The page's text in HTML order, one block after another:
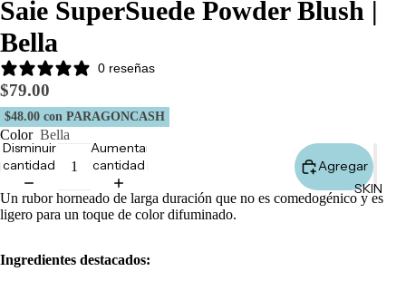
CADO
Regalo
Marketpl
aceSKIN
Saie SuperSuede Powder Blush |
Bella
0 reseñas
$79.00
$48.00 con PARAGONCASH
Color Bella
Disminuir
cantidad
Aumentar
cantidad
Agregar
Un rubor horneado de larga duración que no es comedogénico y es
ligero para un toque de color difuminado.
Ingredientes destacados: